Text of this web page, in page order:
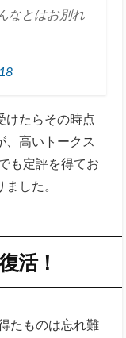
なとはお別れ
けたらその時点
、高いトークス
も定評を得てお
した。
活！
たものは忘れ難